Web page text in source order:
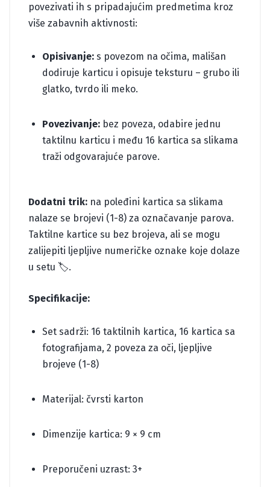
povezivati ih s pripadajućim predmetima kroz
više zabavnih aktivnosti:
Opisivanje: s povezom na očima, mališan
dodiruje karticu i opisuje teksturu – grubo ili
glatko, tvrdo ili meko.
Povezivanje: bez poveza, odabire jednu
taktilnu karticu i među 16 kartica sa slikama
traži odgovarajuće parove.
Dodatni trik: na poleđini kartica sa slikama
nalaze se brojevi (1-8) za označavanje parova.
Taktilne kartice su bez brojeva, ali se mogu
zalijepiti ljepljive numeričke oznake koje dolaze
u setu 🏷️.
Specifikacije:
Set sadrži: 16 taktilnih kartica, 16 kartica sa
fotografijama, 2 poveza za oči, ljepljive
brojeve (1-8)
Materijal: čvrsti karton
Dimenzije kartica: 9 × 9 cm
Preporučeni uzrast: 3+